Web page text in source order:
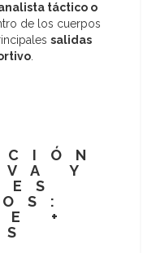
táctico o
de los cuerpos
salidas
.
Y
+